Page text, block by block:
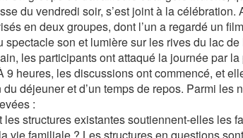
du vendredi soir, s’est joint à la
en deux groupes, dont l’un a regardé un
spectacle son et lumière sur les rives du lac de
les participants ont attaqué la journée par
9 heures, les discussions ont commencé, et
du déjeuner et d’un temps de repos. Parmi les
:
les structures existantes soutiennent-elles les